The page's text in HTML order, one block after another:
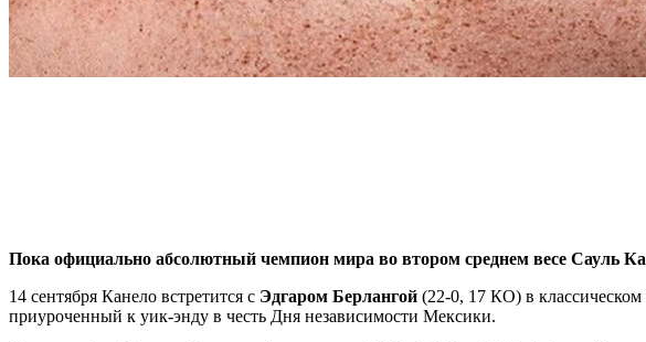
Пока официально абсолютный чемпион мира во втором среднем весе Сауль
14 сентября Канело встретится с Эдгаром Берлангой (22-0, 17 КО) в классическом
приуроченный к уик-энду в честь Дня независимости Мексики.